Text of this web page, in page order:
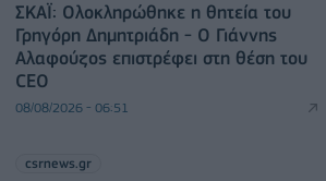
ΣΚΑΪ: Ολοκληρώθηκε η θητεία του
Γρηγόρη Δημητριάδη - Ο Γιάννης
Αλαφούζος επιστρέφει στη θέση του
CEO
08/08/2026 - 06:51
csrnews.gr